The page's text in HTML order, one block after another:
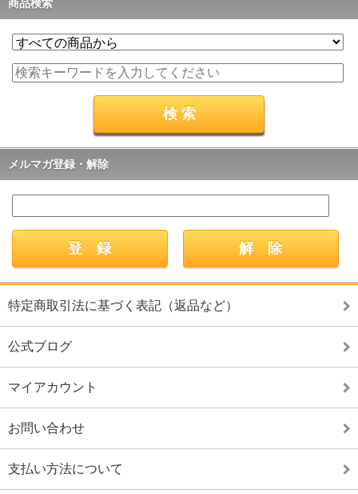
商品検索
メルマガ登録・解除
特定商取引法に基づく表記（返品など）
公式ブログ
マイアカウント
お問い合わせ
支払い方法について